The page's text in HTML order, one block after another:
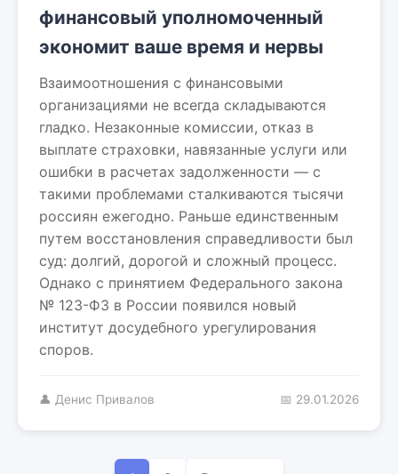
финансовый уполномоченный
экономит ваше время и нервы
Взаимоотношения с финансовыми
организациями не всегда складываются
гладко. Незаконные комиссии, отказ в
выплате страховки, навязанные услуги или
ошибки в расчетах задолженности — с
такими проблемами сталкиваются тысячи
россиян ежегодно. Раньше единственным
путем восстановления справедливости был
суд: долгий, дорогой и сложный процесс.
Однако с принятием Федерального закона
№ 123-ФЗ в России появился новый
институт досудебного урегулирования
споров.
👤 Денис Привалов 📅 29.01.2026